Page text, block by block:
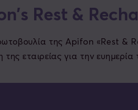
Rest &
της Apifon «Rest &
της εταιρείας για την